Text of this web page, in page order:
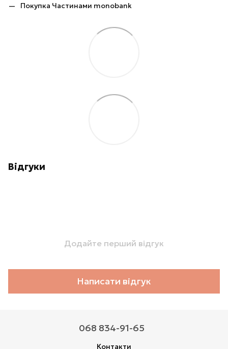
Покупка Частинами monobank
Відгуки
Додайте перший відгук
Написати відгук
068 834-91-65
Контакти